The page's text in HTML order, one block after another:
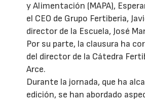
y Alimentación (MAPA),
el CEO de Grupo Fertiberia,
director de la Escuela, José
Por su parte, la clausura ha
del director de la Cátedra
Arce.
Durante la jornada, que ha
edición, se han abordado